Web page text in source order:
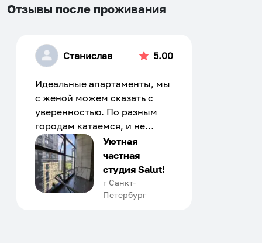
Отзывы после проживания
Станислав 5.00
Идеальные апартаменты, мы
с женой можем сказать с
уверенностью. По разным
городам катаемся, и не
только в России. Сервис на
отличном уровне. Хозяин
апартаментов доброй души
человек, всегда можно
договориться, подскажет
Уютная
частная
студия Salut!
г Санкт-
Петербург